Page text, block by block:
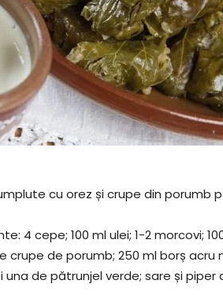
cu orez și crupe din porumb
4 cepe; 100 ml ulei; 1-2 morcovi;
crupe de porumb; 250 ml borș acru
de pătrunjel verde; sare și